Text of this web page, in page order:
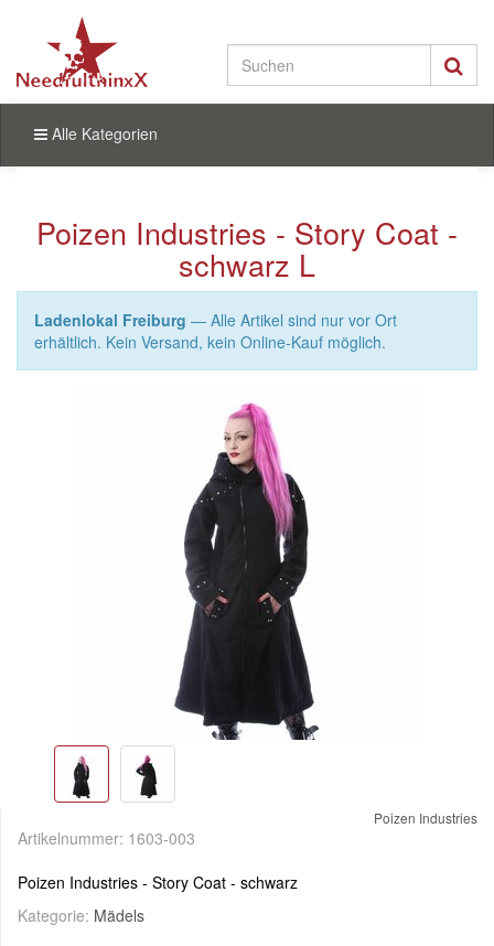
Alle Kategorien
Poizen Industries - Story Coat -
schwarz L
Ladenlokal Freiburg — Alle Artikel sind nur vor Ort
erhältlich. Kein Versand, kein Online-Kauf möglich.
Poizen Industries
Artikelnummer: 1603-003
Poizen Industries - Story Coat - schwarz
Kategorie: Mädels